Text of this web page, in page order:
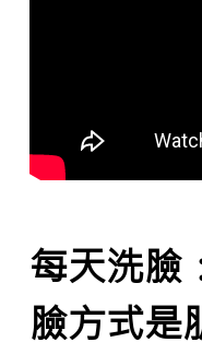
每天洗臉
臉方式是